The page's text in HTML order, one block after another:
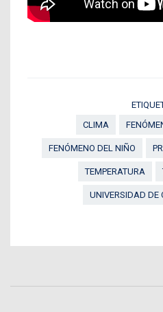
CLIMA
FENÓMENO DEL NIÑO
TEMPERATURA
UNIVERSIDAD DE